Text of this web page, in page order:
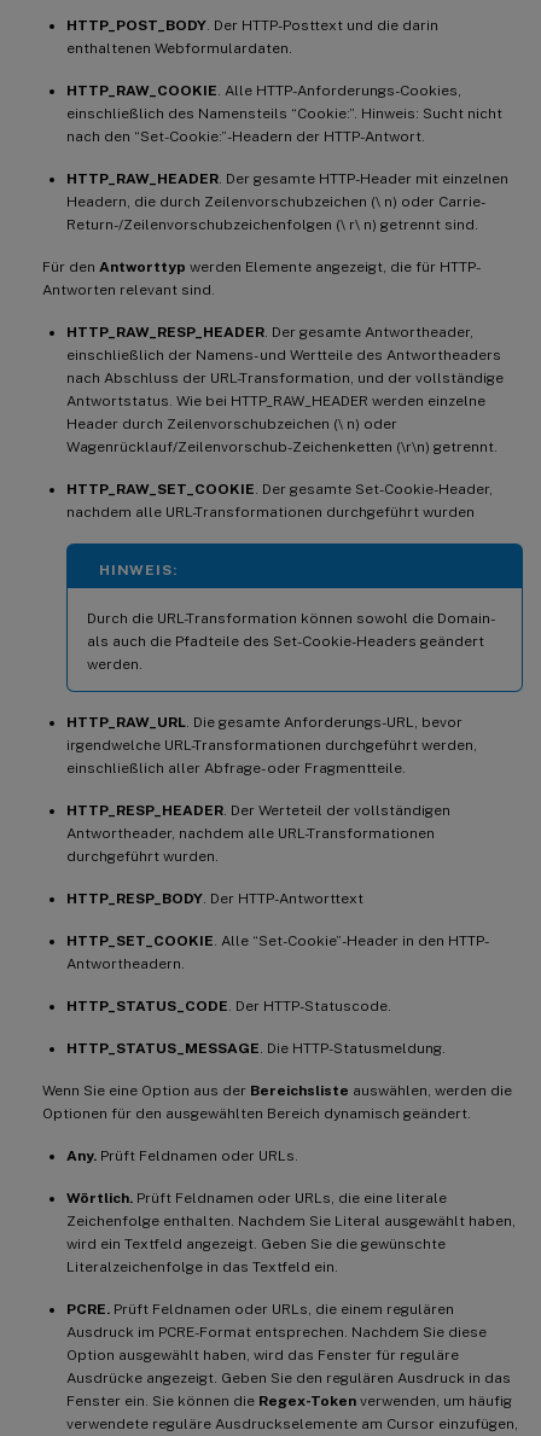
HTTP_POST_BODY . Der HTTP-Posttext und die darin
enthaltenen Webformulardaten.
HTTP_RAW_COOKIE . Alle HTTP-Anforderungs-Cookies,
einschließlich des Namensteils “Cookie:”. Hinweis: Sucht nicht
nach den “Set-Cookie:”-Headern der HTTP-Antwort.
HTTP_RAW_HEADER . Der gesamte HTTP-Header mit einzelnen
Headern, die durch Zeilenvorschubzeichen (\ n) oder Carrie-
Return-/Zeilenvorschubzeichenfolgen (\ r\ n) getrennt sind.
Für den Antworttyp werden Elemente angezeigt, die für HTTP-
Antworten relevant sind.
HTTP_RAW_RESP_HEADER . Der gesamte Antwortheader,
einschließlich der Namens- und Wertteile des Antwortheaders
nach Abschluss der URL-Transformation, und der vollständige
Antwortstatus. Wie bei HTTP_RAW_HEADER werden einzelne
Header durch Zeilenvorschubzeichen (\ n) oder
Wagenrücklauf/Zeilenvorschub-Zeichenketten (\r\n) getrennt.
HTTP_RAW_SET_COOKIE . Der gesamte Set-Cookie-Header,
nachdem alle URL-Transformationen durchgeführt wurden
HINWEIS:
Durch die URL-Transformation können sowohl die Domain-
als auch die Pfadteile des Set-Cookie-Headers geändert
werden.
HTTP_RAW_URL . Die gesamte Anforderungs-URL, bevor
irgendwelche URL-Transformationen durchgeführt werden,
einschließlich aller Abfrage- oder Fragmentteile.
HTTP_RESP_HEADER . Der Werteteil der vollständigen
Antwortheader, nachdem alle URL-Transformationen
durchgeführt wurden.
HTTP_RESP_BODY . Der HTTP-Antworttext
HTTP_SET_COOKIE . Alle “Set-Cookie”-Header in den HTTP-
Antwortheadern.
HTTP_STATUS_CODE . Der HTTP-Statuscode.
HTTP_STATUS_MESSAGE . Die HTTP-Statusmeldung.
Wenn Sie eine Option aus der Bereichsliste auswählen, werden die
Optionen für den ausgewählten Bereich dynamisch geändert.
Any. Prüft Feldnamen oder URLs.
Wörtlich. Prüft Feldnamen oder URLs, die eine literale
Zeichenfolge enthalten. Nachdem Sie Literal ausgewählt haben,
wird ein Textfeld angezeigt. Geben Sie die gewünschte
Literalzeichenfolge in das Textfeld ein.
PCRE. Prüft Feldnamen oder URLs, die einem regulären
Ausdruck im PCRE-Format entsprechen. Nachdem Sie diese
Option ausgewählt haben, wird das Fenster für reguläre
Ausdrücke angezeigt. Geben Sie den regulären Ausdruck in das
Fenster ein. Sie können die Regex-Token verwenden, um häufig
verwendete reguläre Ausdruckselemente am Cursor einzufügen,